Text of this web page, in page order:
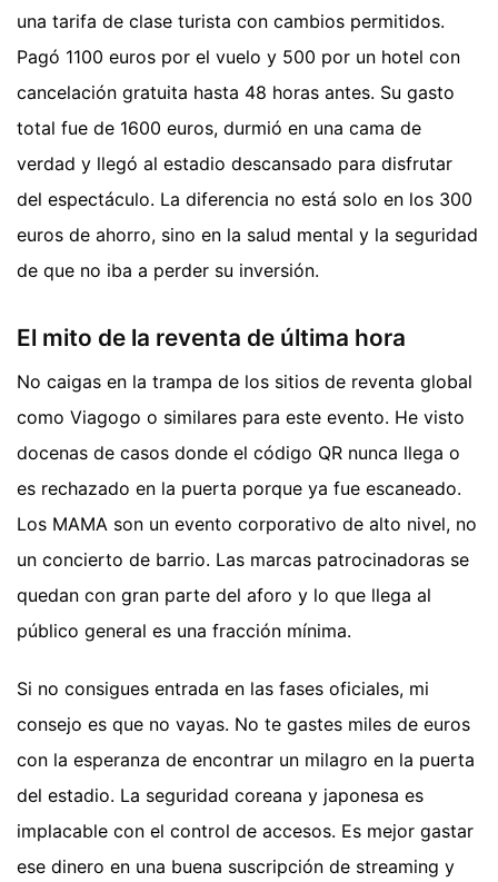
una tarifa de clase turista con cambios permitidos.
Pagó 1100 euros por el vuelo y 500 por un hotel con
cancelación gratuita hasta 48 horas antes. Su gasto
total fue de 1600 euros, durmió en una cama de
verdad y llegó al estadio descansado para disfrutar
del espectáculo. La diferencia no está solo en los 300
euros de ahorro, sino en la salud mental y la seguridad
de que no iba a perder su inversión.
El mito de la reventa de última hora
No caigas en la trampa de los sitios de reventa global
como Viagogo o similares para este evento. He visto
docenas de casos donde el código QR nunca llega o
es rechazado en la puerta porque ya fue escaneado.
Los MAMA son un evento corporativo de alto nivel, no
un concierto de barrio. Las marcas patrocinadoras se
quedan con gran parte del aforo y lo que llega al
público general es una fracción mínima.
Si no consigues entrada en las fases oficiales, mi
consejo es que no vayas. No te gastes miles de euros
con la esperanza de encontrar un milagro en la puerta
del estadio. La seguridad coreana y japonesa es
implacable con el control de accesos. Es mejor gastar
ese dinero en una buena suscripción de streaming y